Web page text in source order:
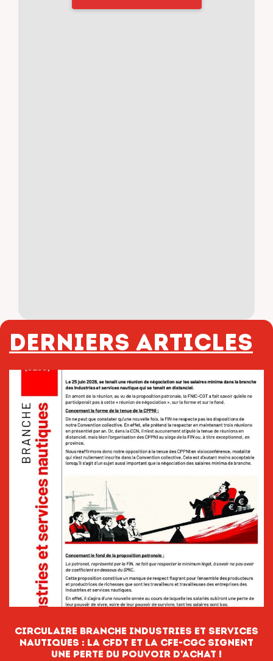
Derniers articles
CIRCULAIRE BRANCHE INDUSTRIES ET SERVICES
NAUTIQUES : La CFDT et la CFE-CGC signent
une perte du pouvoir D’ACHAT !